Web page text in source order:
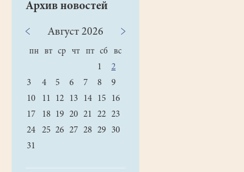
Архив новостей
Август 2026
пн вт ср чт пт сб вс
1
2
3
4 5 6 7 8
9
10
11 12 13 14 15
16
17
18 19 20 21 22 23
24
25 26 27 28 29
30
31